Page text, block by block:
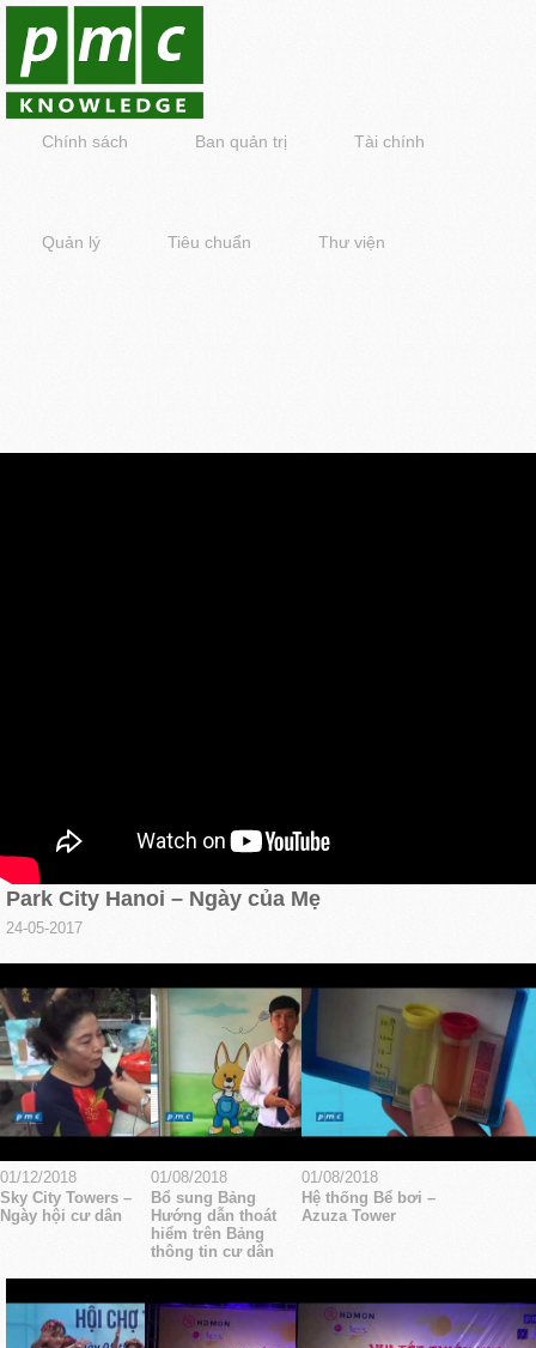
Chính sách Ban quản trị Tài chính
Quản lý Tiêu chuẩn Thư viện
Park City Hanoi – Ngày của Mẹ
24-05-2017
01/12/2018
Sky City Towers –
Ngày hội cư dân
01/08/2018
Bổ sung Bảng
Hướng dẫn thoát
hiểm trên Bảng
thông tin cư dân
01/08/2018
Hệ thống Bể bơi –
Azuza Tower